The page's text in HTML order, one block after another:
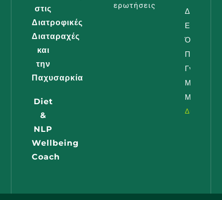
στις
Διατροφικές
Διαταραχές
και
την
Παχυσαρκία
Diet
&
NLP
Wellbeing
Coach
ερωτήσεις
Διατροφή
Όλα Όσα
Πρέπει
Γνωρίζει
Μαμά
Διαβάστε